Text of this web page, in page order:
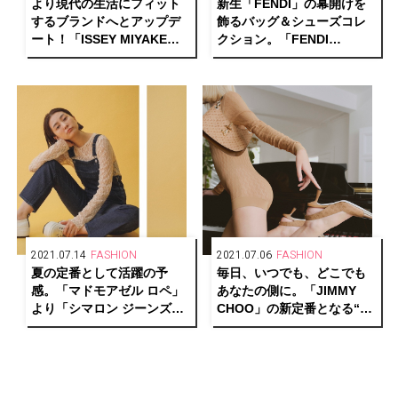
より現代の生活にフィット
するブランドへとアップデ
ート！「ISSEY MIYAKE」
の新生「HaaT」が特別展示
新生「FENDI」の幕開けを
飾るバッグ＆シューズコレ
クション。「FENDI
FIRST」が誕生！
2021.07.14 FASHION
夏の定番として活躍の予
感。「マドモアゼル ロペ」
より「シマロン ジーンズ」
と「ピカデリー」との別注
2021.07.06 FASHION
毎日、いつでも、どこでも
あなたの側に。「JIMMY
CHOO」の新定番となる“コ
ア・コレクション”がローン